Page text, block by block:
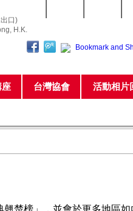
口)
H.K.
座 台灣協會 活動相片
楚榜」，並會於更多地區如